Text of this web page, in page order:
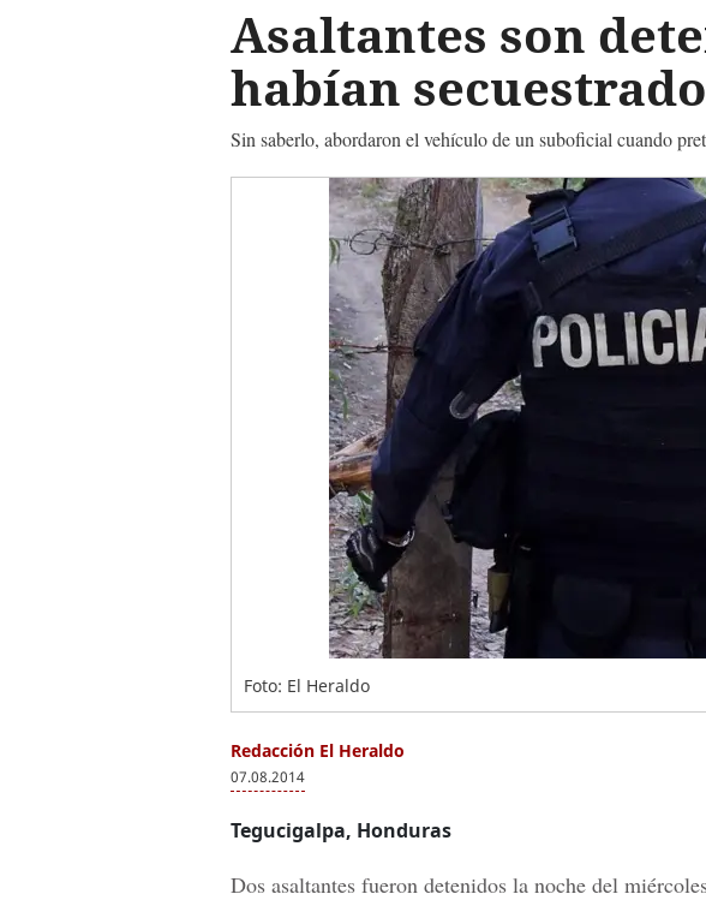
Asaltantes son
habían secuestrado
Sin saberlo, abordaron el vehículo de un suboficial cuando
Foto: El Heraldo
Redacción El Heraldo
07.08.2014
Tegucigalpa, Honduras
Dos asaltantes fueron detenidos la noche del